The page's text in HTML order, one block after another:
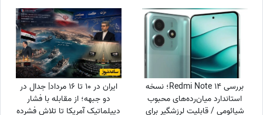
بررسی Redmi Note 14؛ نسخه
استاندارد میان‌رده‌های محبوب
شیائومی / قابلیت لرزشگیر برای
ایران در 10 تا 16 مرداد| جدال در
دو جبهه؛ از مقابله با فشار
دیپلماتیک آمریکا تا تلاش فشرده